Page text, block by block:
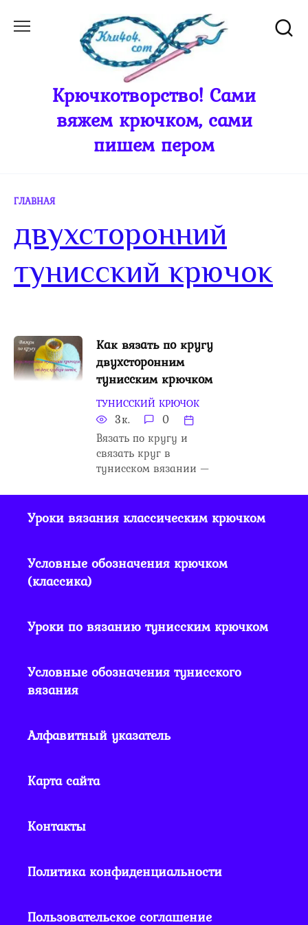
Крючкотворство! Сами
вяжем крючком, сами
пишем пером
ГЛАВНАЯ
двухсторонний
тунисский крючок
Как вязать по кругу
двухсторонним
тунисским крючком
ТУНИССКИЙ КРЮЧОК
3к.
0
Вязать по кругу и
связать круг в
тунисском вязании —
Уроки вязания классическим крючком
Условные обозначения крючком
(классика)
Уроки по вязанию тунисским крючком
Условные обозначения тунисского
вязания
Алфавитный указатель
Карта сайта
Контакты
Политика конфиденциальности
Пользовательское соглашение